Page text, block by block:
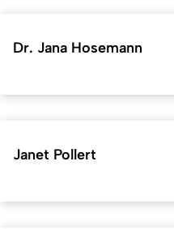
Dr. Jana Hosemann
Janet Pollert